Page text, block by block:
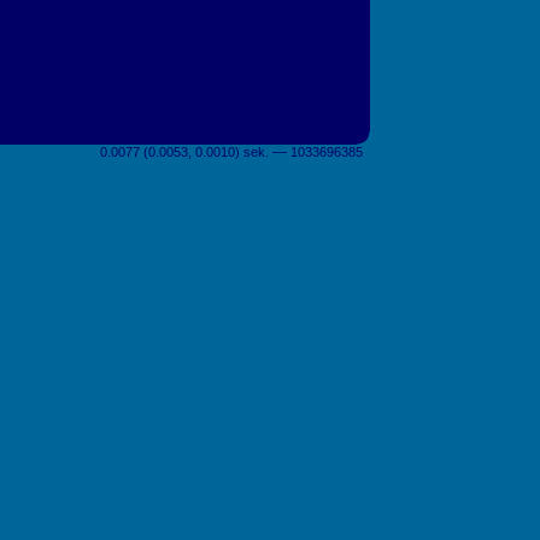
0.0077 (0.0053, 0.0010) sek. –– 1033696385